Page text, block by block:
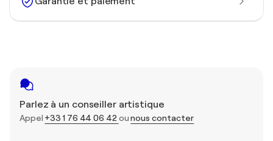
Parlez à un conseiller artistique
Appel +33 1 76 44 06 42ounous contacter